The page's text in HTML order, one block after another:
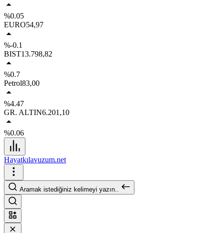
%0.05
EURO54,97
%-0.1
BIST13.798,82
%0.7
Petrol83,00
%4.47
GR. ALTIN6.201,10
%0.06
Hayatkılavuzum.net
Aramak istediğiniz kelimeyi yazın..